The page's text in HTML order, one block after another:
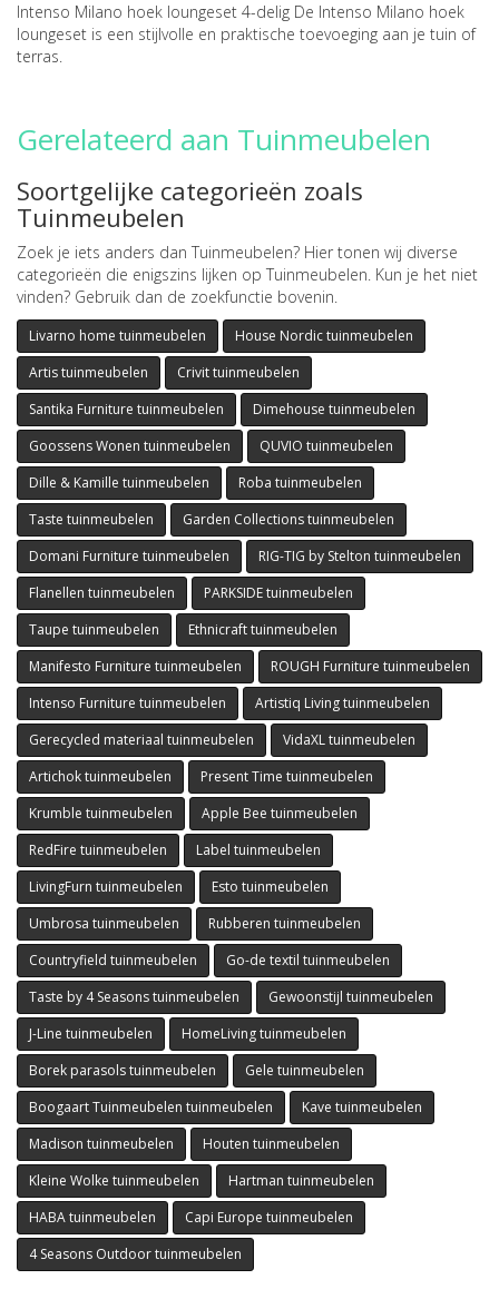
Intenso Milano hoek loungeset 4-delig De Intenso Milano hoek
loungeset is een stijlvolle en praktische toevoeging aan je tuin of
terras.
Gerelateerd aan Tuinmeubelen
Soortgelijke categorieën zoals
Tuinmeubelen
Zoek je iets anders dan Tuinmeubelen? Hier tonen wij diverse
categorieën die enigszins lijken op Tuinmeubelen. Kun je het niet
vinden? Gebruik dan de zoekfunctie bovenin.
Livarno home tuinmeubelen
House Nordic tuinmeubelen
Artis tuinmeubelen
Crivit tuinmeubelen
Santika Furniture tuinmeubelen
Dimehouse tuinmeubelen
Goossens Wonen tuinmeubelen
QUVIO tuinmeubelen
Dille & Kamille tuinmeubelen
Roba tuinmeubelen
Taste tuinmeubelen
Garden Collections tuinmeubelen
Domani Furniture tuinmeubelen
RIG-TIG by Stelton tuinmeubelen
Flanellen tuinmeubelen
PARKSIDE tuinmeubelen
Taupe tuinmeubelen
Ethnicraft tuinmeubelen
Manifesto Furniture tuinmeubelen
ROUGH Furniture tuinmeubelen
Intenso Furniture tuinmeubelen
Artistiq Living tuinmeubelen
Gerecycled materiaal tuinmeubelen
VidaXL tuinmeubelen
Artichok tuinmeubelen
Present Time tuinmeubelen
Krumble tuinmeubelen
Apple Bee tuinmeubelen
RedFire tuinmeubelen
Label tuinmeubelen
LivingFurn tuinmeubelen
Esto tuinmeubelen
Umbrosa tuinmeubelen
Rubberen tuinmeubelen
Countryfield tuinmeubelen
Go-de textil tuinmeubelen
Taste by 4 Seasons tuinmeubelen
Gewoonstijl tuinmeubelen
J-Line tuinmeubelen
HomeLiving tuinmeubelen
Borek parasols tuinmeubelen
Gele tuinmeubelen
Boogaart Tuinmeubelen tuinmeubelen
Kave tuinmeubelen
Madison tuinmeubelen
Houten tuinmeubelen
Kleine Wolke tuinmeubelen
Hartman tuinmeubelen
HABA tuinmeubelen
Capi Europe tuinmeubelen
4 Seasons Outdoor tuinmeubelen